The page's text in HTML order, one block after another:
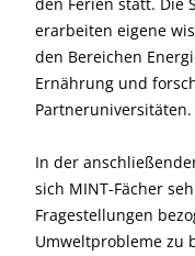
erarbeiten eigene
den Bereichen
Ernährung und
Partneruniversitäten.
In der
sich MINT-Fächer
Fragestellungen
Umweltprobleme zu